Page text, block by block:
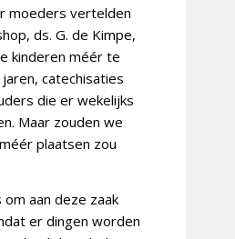
moeders vertelden
ds. G. de Kimpe,
kinderen méér te
catechisaties
die er wekelijks
Maar zouden we
plaatsen zou
aan deze zaak
er dingen worden